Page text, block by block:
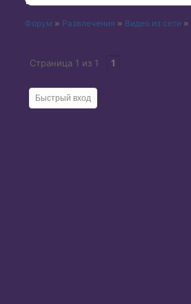
Форум » Развлечения » Видео из сети »
Страница 1 из 1 1